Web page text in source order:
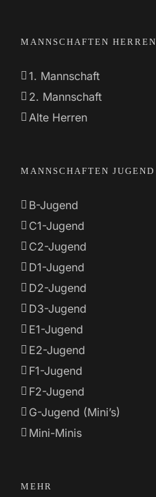
MANNSCHAFTEN HERREN
1. Mannschaft
2. Mannschaft
Alte Herren
MANNSCHAFTEN JUGEND
B-Jugend
C1-Jugend
C2-Jugend
D1-Jugend
D2-Jugend
D3-Jugend
E1-Jugend
E2-Jugend
F1-Jugend
F2-Jugend
G-Jugend (Mini’s)
Mini-Minis
MEHR